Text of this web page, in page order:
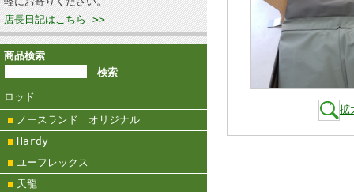
店長日記はこちら >>
商品検索
ロッド
ノースランド オリジナル
Hardy
ユーフレックス
天龍
拡